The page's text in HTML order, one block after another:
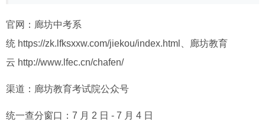
官网：廊坊中考系
统 https://zk.lfksxxw.com/jiekou/index.html
、廊坊教育
云 http://www.lfec.cn/chafen/
渠道：廊坊教育考试院公众号
统一查分窗口：7 月 2 日 - 7 月 4 日